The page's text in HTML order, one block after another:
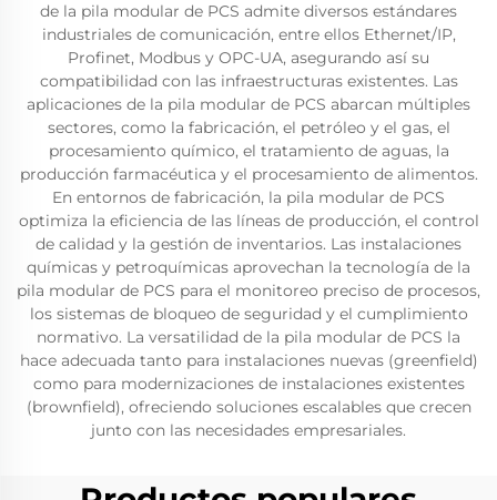
de la pila modular de PCS admite diversos estándares
industriales de comunicación, entre ellos Ethernet/IP,
Profinet, Modbus y OPC-UA, asegurando así su
compatibilidad con las infraestructuras existentes. Las
aplicaciones de la pila modular de PCS abarcan múltiples
sectores, como la fabricación, el petróleo y el gas, el
procesamiento químico, el tratamiento de aguas, la
producción farmacéutica y el procesamiento de alimentos.
En entornos de fabricación, la pila modular de PCS
optimiza la eficiencia de las líneas de producción, el control
de calidad y la gestión de inventarios. Las instalaciones
químicas y petroquímicas aprovechan la tecnología de la
pila modular de PCS para el monitoreo preciso de procesos,
los sistemas de bloqueo de seguridad y el cumplimiento
normativo. La versatilidad de la pila modular de PCS la
hace adecuada tanto para instalaciones nuevas (greenfield)
como para modernizaciones de instalaciones existentes
(brownfield), ofreciendo soluciones escalables que crecen
junto con las necesidades empresariales.